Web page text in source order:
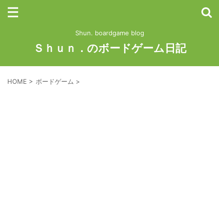
Shun. boardgame blog
Ｓｈｕｎ．のボードゲーム日記
HOME > ボードゲーム >